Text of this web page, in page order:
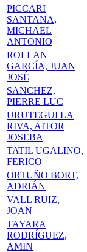
PICCARI
SANTANA,
MICHAEL
ANTONIO
ROLLAN
GARCÍA, JUAN
JOSÉ
SANCHEZ,
PIERRE LUC
URUTEGUI LA
RIVA, AITOR
JOSEBA
TATIL UGALINO,
FERICO
ORTUÑO BORT,
ADRIÁN
VALL RUIZ,
JOAN
TAYARA
RODRÍGUEZ,
AMIN